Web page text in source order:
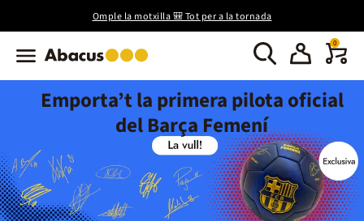
Omple la motxilla 🎒 Tot per a la tornada
0
Emporta’t la primera pilota oficial
del Barça Femení